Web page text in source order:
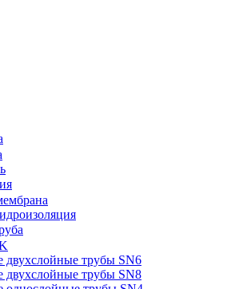
двухслойные трубы SN6
двухслойные трубы SN8